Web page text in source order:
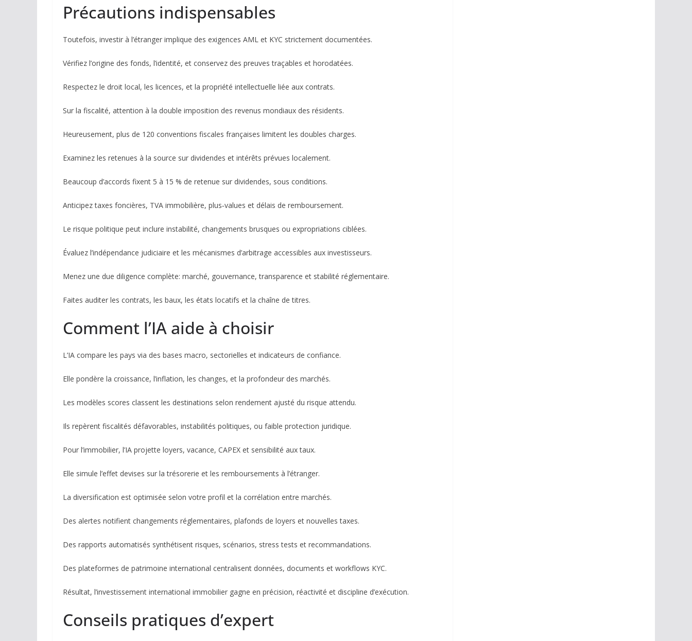
Précautions indispensables
Toutefois, investir à l’étranger implique des exigences AML et KYC strictement documentées.
Vérifiez l’origine des fonds, l’identité, et conservez des preuves traçables et horodatées.
Respectez le droit local, les licences, et la propriété intellectuelle liée aux contrats.
Sur la fiscalité, attention à la double imposition des revenus mondiaux des résidents.
Heureusement, plus de 120 conventions fiscales françaises limitent les doubles charges.
Examinez les retenues à la source sur dividendes et intérêts prévues localement.
Beaucoup d’accords fixent 5 à 15 % de retenue sur dividendes, sous conditions.
Anticipez taxes foncières, TVA immobilière, plus‑values et délais de remboursement.
Le risque politique peut inclure instabilité, changements brusques ou expropriations ciblées.
Évaluez l’indépendance judiciaire et les mécanismes d’arbitrage accessibles aux investisseurs.
Menez une due diligence complète: marché, gouvernance, transparence et stabilité réglementaire.
Faites auditer les contrats, les baux, les états locatifs et la chaîne de titres.
Comment l’IA aide à choisir
L’IA compare les pays via des bases macro, sectorielles et indicateurs de confiance.
Elle pondère la croissance, l’inflation, les changes, et la profondeur des marchés.
Les modèles scores classent les destinations selon rendement ajusté du risque attendu.
Ils repèrent fiscalités défavorables, instabilités politiques, ou faible protection juridique.
Pour l’immobilier, l’IA projette loyers, vacance, CAPEX et sensibilité aux taux.
Elle simule l’effet devises sur la trésorerie et les remboursements à l’étranger.
La diversification est optimisée selon votre profil et la corrélation entre marchés.
Des alertes notifient changements réglementaires, plafonds de loyers et nouvelles taxes.
Des rapports automatisés synthétisent risques, scénarios, stress tests et recommandations.
Des plateformes de patrimoine international centralisent données, documents et workflows KYC.
Résultat, l’investissement international immobilier gagne en précision, réactivité et discipline d’exécution.
Conseils pratiques d’expert